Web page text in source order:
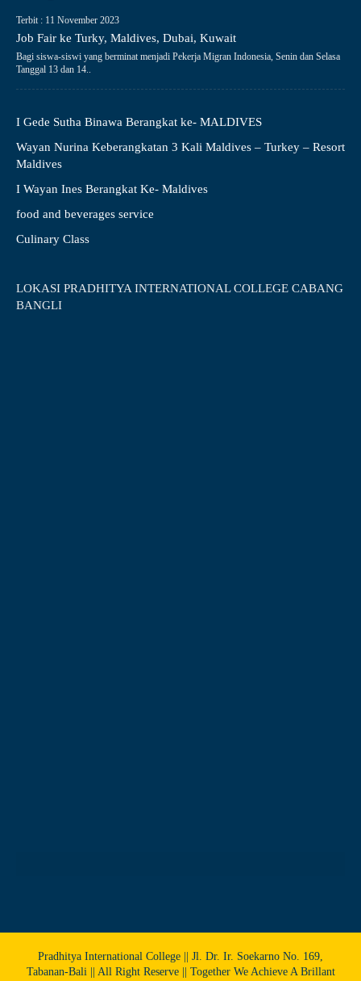
Terbit : 11 November 2023
Job Fair ke Turky, Maldives, Dubai, Kuwait
Bagi siswa-siswi yang berminat menjadi Pekerja Migran Indonesia, Senin dan Selasa
Tanggal 13 dan 14..
I Gede Sutha Binawa Berangkat ke- MALDIVES
Wayan Nurina Keberangkatan 3 Kali Maldives – Turkey – Resort
Maldives
I Wayan Ines Berangkat Ke- Maldives
food and beverages service
Culinary Class
LOKASI PRADHITYA INTERNATIONAL COLLEGE CABANG
BANGLI
Pradhitya International College || Jl. Dr. Ir. Soekarno No. 169,
Tabanan-Bali || All Right Reserve || Together We Achieve A Brillant